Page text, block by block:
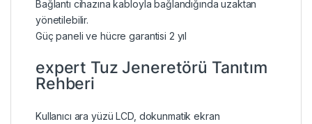
Bağlantı cihazına kabloyla bağlandığında uzaktan
yönetilebilir.
Güç paneli ve hücre garantisi 2 yıl
expert Tuz Jeneretörü Tanıtım
Rehberi
Kullanıcı ara yüzü LCD, dokunmatik ekran